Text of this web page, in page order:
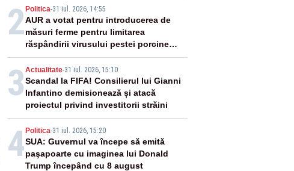
2 Politica-31 iul. 2026, 14:55
AUR a votat pentru introducerea de
măsuri ferme pentru limitarea
răspândirii virusului pestei porcine
africane
3 Actualitate-31 iul. 2026, 15:10
Scandal la FIFA! Consilierul lui Gianni
Infantino demisionează și atacă
proiectul privind investitorii străini
4 Politica-31 iul. 2026, 15:20
SUA: Guvernul va începe să emită
paşapoarte cu imaginea lui Donald
Trump începând cu 8 august